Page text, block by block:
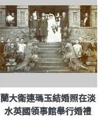
蘭大衛連瑪玉結婚照在淡
水英國領事館舉行婚禮